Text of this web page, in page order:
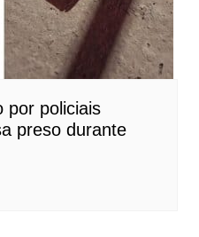
por policiais
preso durante